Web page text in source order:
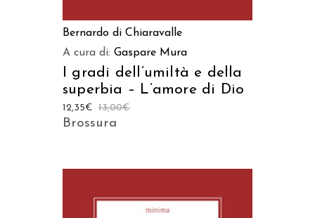
Bernardo di Chiaravalle
A cura di: Gaspare Mura
I gradi dell’umiltà e della
superbia – L’amore di Dio
13,00€
12,35€
Brossura